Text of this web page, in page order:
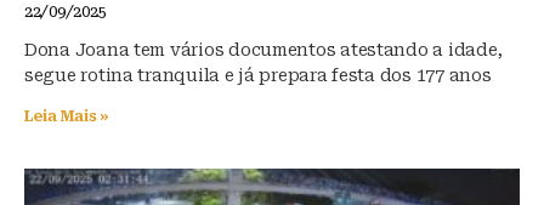
22/09/2025
Dona Joana tem vários documentos atestando a idade,
segue rotina tranquila e já prepara festa dos 177 anos
Leia Mais »